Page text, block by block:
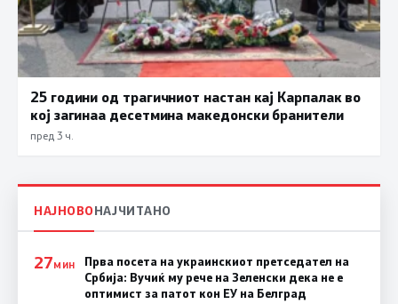
25 години од трагичниот настан кај Карпалак во
кој загинаа десетмина македонски бранители
пред 3 ч.
НАЈНОВОНАЈЧИТАНО
27МИН
Прва посета на украинскиот претседател на
Србија: Вучиќ му рече на Зеленски дека не е
оптимист за патот кон ЕУ на Белград